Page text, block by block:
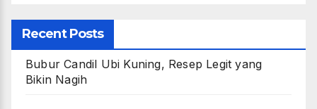
Recent Posts
Bubur Candil Ubi Kuning, Resep Legit yang
Bikin Nagih